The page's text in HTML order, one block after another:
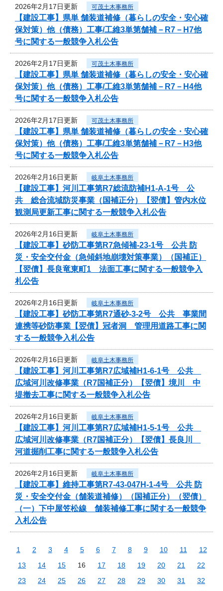
2026年2月17日更新 可茂土木事務所
【建設工事】県単 舗装道補修（暮らしの安全・安心確
保対策）他（債務）工事/工維3単第舗補－R7－H7他
号に関する一般競争入札公告
2026年2月17日更新 可茂土木事務所
【建設工事】県単 舗装道補修（暮らしの安全・安心確
保対策）他（債務）工事/工維3単第舗補－R7－H4他
号に関する一般競争入札公告
2026年2月17日更新 可茂土木事務所
【建設工事】県単 舗装道補修（暮らしの安全・安心確
保対策）他（債務）工事/工維3単第舗補－R7－H3他
号に関する一般競争入札公告
2026年2月16日更新 岐阜土木事務所
【建設工事】河川工事第R7総流防補H1-A-1号 公
共 総合流域防災事業（国補正分）【翌債】管内水位
観測局更新工事に関する一般競争入札公告
2026年2月16日更新 岐阜土木事務所
【建設工事】砂防工事第R7急傾補-23-1号 公共 防
災・安全交付金（急傾斜地崩壊対策事業）（国補正）
【翌債】長良竜東町1 法面工事に関する一般競争入
札公告
2026年2月16日更新 岐阜土木事務所
【建設工事】砂防工事第R7通砂-3-2号 公共 事業間
連携等砂防事業【翌債】冠者洞 管理用道路工事に関
する一般競争入札公告
2026年2月16日更新 岐阜土木事務所
【建設工事】河川工事第R7広域補H1-6-1号 公共
広域河川改修事業（R7国補正分）【翌債】境川 中
堤撤去工事に関する一般競争入札公告
2026年2月16日更新 岐阜土木事務所
【建設工事】河川工事第R7広域補H1-5-1号 公共
広域河川改修事業（R7国補正分）【翌債】長良川
河道掘削工事に関する一般競争入札公告
2026年2月16日更新 岐阜土木事務所
【建設工事】維持工事第R7-43-047H-1-4号 公共 防
災・安全交付金（舗装道補修）（国補正分）（翌債）
（一）下中屋笠松線 舗装補修工事に関する一般競争
入札公告
1 2 3 4 5 6 7 8 9 10 11
12
13
14 15 16 17 18 19 20 21
22
23
24 25 26 27 28 29 30 31
32